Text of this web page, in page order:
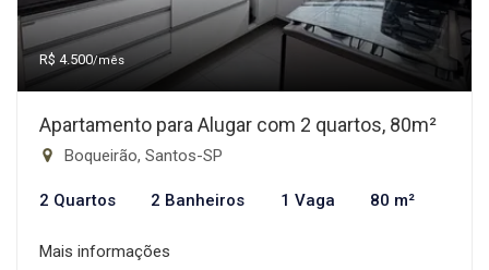
R$ 4.500/mês
Apartamento para Alugar com 2 quartos, 80m²
Boqueirão, Santos-SP
2 Quartos 2 Banheiros 1 Vaga 80 m²
Mais informações